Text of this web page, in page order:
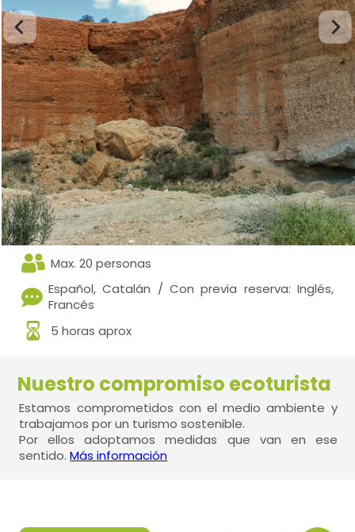
Max. 20 personas
Español, Catalán / Con previa reserva: Inglés,
Francés
5 horas aprox
Nuestro compromiso ecoturista
Estamos comprometidos con el medio ambiente y
trabajamos por un turismo sostenible.
Por ellos adoptamos medidas que van en ese
sentido.Más información